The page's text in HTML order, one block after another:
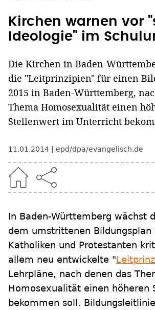
Kirchen warnen vor
Ideologie" im
Die Kirchen in Baden-
die "Leitprinzipien" für einen
2015 in Baden-Württemberg,
Thema Homosexualität einen
Stellenwert im Unterricht
11.01.2014 epd/dpa/evangelisch.de
In Baden-Württemberg wächst
dem umstrittenen Bildungsplan
Katholiken und Protestanten
allem neu entwickelte "
Lehrpläne, nach denen das
Homosexualität einen höheren
bekommen soll.